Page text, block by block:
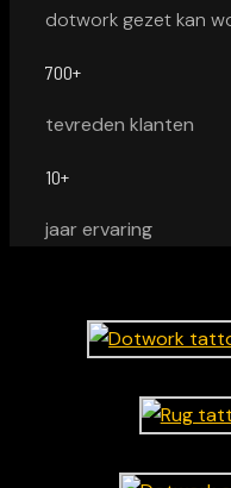
dotwork gezet kan
700+
tevreden klanten
10+
jaar ervaring